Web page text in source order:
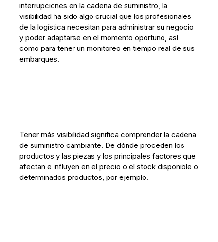
interrupciones en la cadena de suministro, la
visibilidad ha sido algo crucial que los profesionales
de la logística necesitan para administrar su negocio
y poder adaptarse en el momento oportuno, así
como para tener un monitoreo en tiempo real de sus
embarques.
Tener más visibilidad significa comprender la cadena
de suministro cambiante. De dónde proceden los
productos y las piezas y los principales factores que
afectan e influyen en el precio o el stock disponible o
determinados productos, por ejemplo.